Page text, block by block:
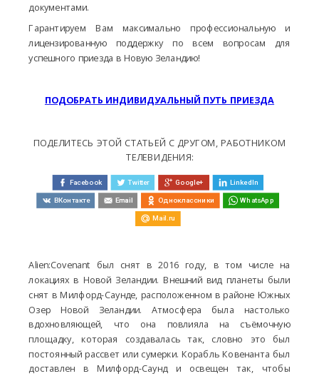
документами.
Гарантируем Вам максимально профессиональную и
лицензированную поддержку по всем вопросам для
успешного приезда в Новую Зеландию!
ПОДОБРАТЬ ИНДИВИДУАЛЬНЫЙ ПУТЬ ПРИЕЗДА
ПОДЕЛИТЕСЬ ЭТОЙ СТАТЬЕЙ С ДРУГОМ, РАБОТНИКОМ
ТЕЛЕВИДЕНИЯ:
Facebook Twitter Google+ LinkedIn
ВКонтакте Email Одноклассники WhatsApp
Mail.ru
Alien:Covenant был снят в 2016 году, в том числе на
локациях в Новой Зеландии. Внешний вид планеты были
снят в Милфорд-Саунде, расположенном в районе Южных
Озер Новой Зеландии. Атмосфера была настолько
вдохновляющей, что она повлияла на съёмочную
площадку, которая создавалась так, словно это был
постоянный рассвет или сумерки. Корабль Ковенанта был
доставлен в Милфорд-Саунд и освещен так, чтобы